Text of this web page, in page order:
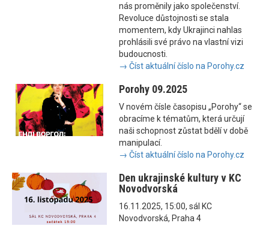
nás proměnily jako společenství.
Revoluce důstojnosti se stala
momentem, kdy Ukrajinci nahlas
prohlásili své právo na vlastní vizi
budoucnosti.
→ Číst aktuální číslo na Porohy.cz
Porohy 09.2025
V novém čísle časopisu „Porohy“ se
obracíme k tématům, která určují
naši schopnost zůstat bdělí v době
manipulací.
→ Číst aktuální číslo na Porohy.cz
Den ukrajinské kultury v KC
Novodvorská
16.11.2025, 15:00, sál KC
Novodvorská, Praha 4